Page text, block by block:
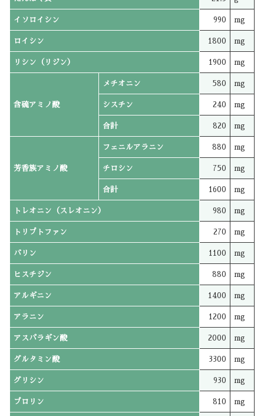
イソロイシン 990 mg
ロイシン 1800 mg
リシン（リジン） 1900 mg
含硫アミノ酸
メチオニン 580 mg
シスチン 240 mg
合計 820 mg
芳香族アミノ酸
フェニルアラニン 880 mg
チロシン 750 mg
合計 1600 mg
トレオニン（スレオニン） 980 mg
トリプトファン 270 mg
バリン 1100 mg
ヒスチジン 880 mg
アルギニン 1400 mg
アラニン 1200 mg
アスパラギン酸 2000 mg
グルタミン酸 3300 mg
グリシン 930 mg
プロリン 810 mg